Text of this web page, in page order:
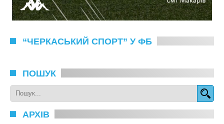
“ЧЕРКАСЬКИЙ СПОРТ” У ФБ
ПОШУК
АРХІВ